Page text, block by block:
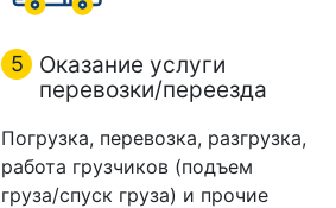
5
Оказание услуги
перевозки/переезда
Погрузка, перевозка, разгрузка,
работа грузчиков (подъем
груза/спуск груза) и прочие